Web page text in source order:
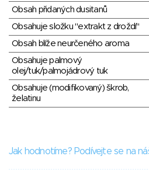
Obsah přidaných dusitanů
Obsahuje složku "extrakt z droždí"
Obsah blíže neurčeného aroma
Obsahuje palmový
olej/tuk/palmojádrový tuk
Obsahuje (modifikovaný) škrob,
želatinu
Jak hodnotíme? Podívejte se na